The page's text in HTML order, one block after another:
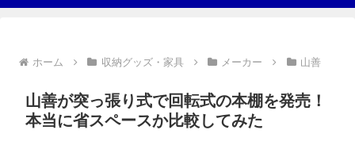
ホーム 収納グッズ・家具 メーカー 山善
山善が突っ張り式で回転式の本棚を発売！
本当に省スペースか比較してみた